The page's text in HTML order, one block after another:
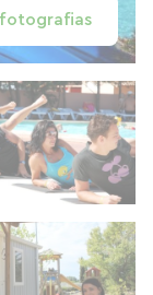
fotografias